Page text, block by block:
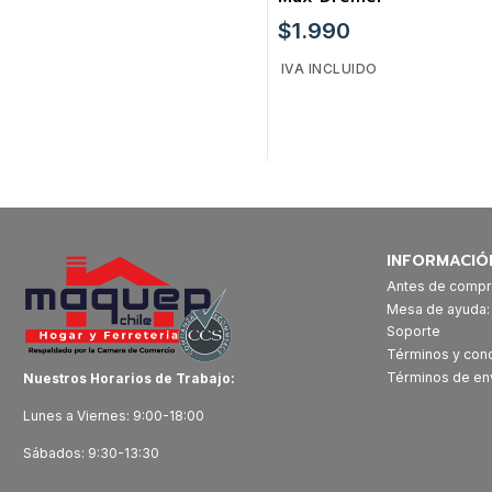
$1.990
IVA INCLUIDO
Cantidad
Nuestros Horarios de Trabajo:
Lunes a Viernes: 9:00-18:00
Sábados: 9:30-13:30
Antes de
Mesa de
Soporte
Términos y
Términos de